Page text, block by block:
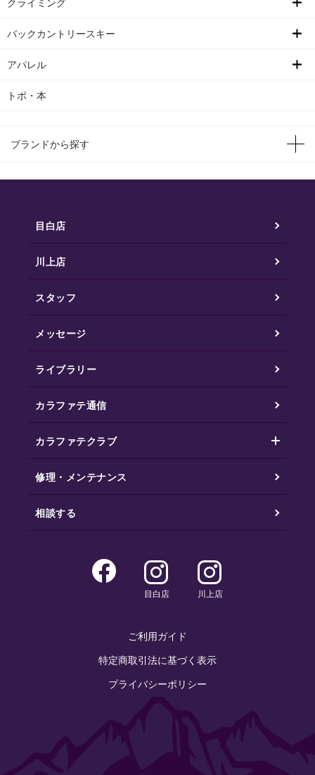
バックカントリースキー
アパレル
トポ・本
ブランドから探す
目白店
川上店
スタッフ
メッセージ
ライブラリー
カラファテ通信
カラファテクラブ
修理・メンテナンス
相談する
目白店 川上店
ご利用ガイド
特定商取引法に基づく表示
プライバシーポリシー